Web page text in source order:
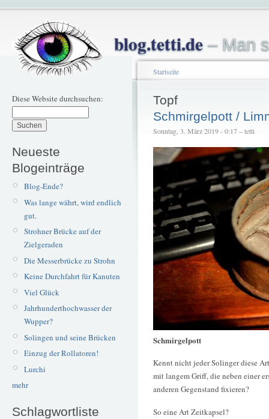
blog.tetti.de– Man
Diese Website durchsuchen:
Neueste
Blogeinträge
Blog-Ende?
Was lange währt, wird endlich
gut.
Strohner Brücke auf der
Zielgeraden
Die Messerbrücke zu Strohn
Keine Durchfahrt für Kanuten
Viel Glück
Jahrhunderthochwasser der
Wupper?
Solingen und seine Brücken
Einzug der Rollatoren!
Lurchi
mehr
Schlagwortliste
Startseite
Topf
Schmirgelpott /
Sonntag, 3. März 2019 - 0:17 – tetti
Schmirgelpott
Kennt nicht jeder Solinger diese
mit langem Griff, die neben einer
anderen Gegenstand fixieren?
So eine Art Zeitkapsel?